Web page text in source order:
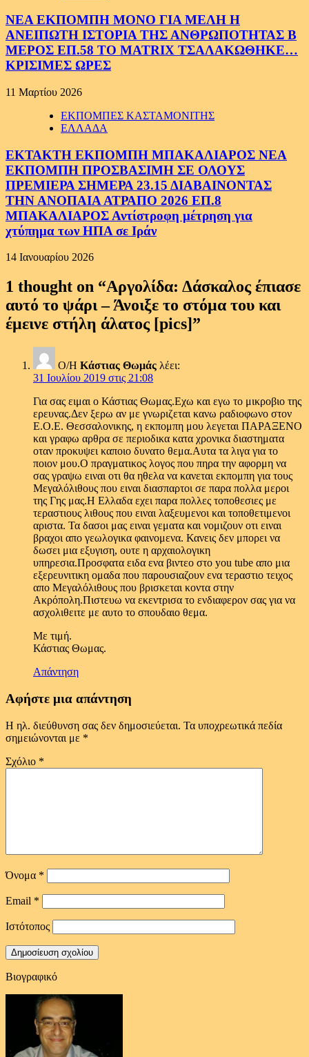
ΝΕΑ ΕΚΠΟΜΠΗ ΜΟΝΟ ΓΙΑ ΜΕΛΗ Η
ΑΝΕΙΠΩΤΗ ΙΣΤΟΡΙΑ ΤΗΣ ΑΝΘΡΩΠΟΤΗΤΑΣ Β
ΜΕΡΟΣ ΕΠ.58 ΤΟ MATRIX ΤΣΑΛΑΚΩΘΗΚΕ…
ΚΡΙΣΙΜΕΣ ΩΡΕΣ
11 Μαρτίου 2026
ΕΚΠΟΜΠΕΣ ΚΑΣΤΑΜΟΝΙΤΗΣ
ΕΛΛΑΔΑ
ΕΚΤΑΚΤΗ ΕΚΠΟΜΠΗ ΜΠΑΚΑΛΙΑΡΟΣ ΝΕΑ
ΕΚΠΟΜΠΗ ΠΡΟΣΒΑΣΙΜΗ ΣΕ ΟΛΟΥΣ
ΠΡΕΜΙΕΡΑ ΣΗΜΕΡΑ 23.15 ΔΙΑΒΑΙΝΟΝΤΑΣ
ΤΗΝ ΑΝΟΠΑΙΑ ΑΤΡΑΠΟ 2026 ΕΠ.8
ΜΠΑΚΑΛΙΑΡΟΣ Αντίστροφη μέτρηση για
χτύπημα των ΗΠΑ σε Ιράν
14 Ιανουαρίου 2026
1 thought on “Αργολίδα: Δάσκαλος έπιασε
αυτό το ψάρι – Άνοιξε το στόμα του και
έμεινε στήλη άλατος [pics]”
Ο/Η Κάστιας Θωμάς λέει:
31 Ιουλίου 2019 στις 21:08
Για σας ειμαι ο Κάστιας Θωμας.Εχω και εγω το μικροβιο της
ερευνας.Δεν ξερω αν με γνωριζεται κανω ραδιοφωνο στον
Ε.Ο.Ε. Θεσσαλονικης, η εκπομπη μου λεγεται ΠΑΡΑΞΕΝΟ
και γραφω αρθρα σε περιοδικα κατα χρονικα διαστηματα
οταν προκυψει καποιο δυνατο θεμα.Αυτα τα λιγα για το
ποιον μου.Ο πραγματικος λογος που πηρα την αφορμη να
σας γραψω ειναι οτι θα ηθελα να κανεται εκπομπη για τους
Μεγαλόλιθους που ειναι διασπαρτοι σε παρα πολλα μεροι
της Γης μας.Η Ελλαδα εχει παρα πολλες τοποθεσιες με
τεραστιους λιθους που ειναι λαξευμενοι και τοποθετιμενοι
αριστα. Τα δασοι μας ειναι γεματα και νομιζουν οτι ειναι
βραχοι απο γεωλογικα φαινομενα. Κανεις δεν μπορει να
δωσει μια εξυγιση, ουτε η αρχαιολογικη
υπηρεσια.Προσφατα ειδα ενα βιντεο στο you tube απο μια
εξερευνιτικη ομαδα που παρουσιαζουν ενα τεραστιο τειχος
απο Μεγαλόλιθους που βρισκεται κοντα στην
Ακρόπολη.Πιστευω να εκεντρισα το ενδιαφερον σας για να
ασχολιθειτε με αυτο το σπουδαιο θεμα.
Με τιμή.
Κάστιας Θωμας.
Απάντηση
Αφήστε μια απάντηση
Η ηλ. διεύθυνση σας δεν δημοσιεύεται. Τα υποχρεωτικά πεδία
σημειώνονται με *
Σχόλιο *
Όνομα *
Email *
Ιστότοπος
Βιογραφικό